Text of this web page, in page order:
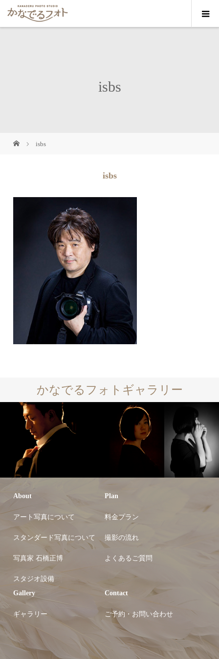
isbs
isbs
isbs
かなでるフォトギャラリー
About
アート写真について
スタンダード写真について
写真家 石橋正博
スタジオ設備
Plan
料金プラン
撮影の流れ
よくあるご質問
Gallery
ギャラリー
Contact
ご予約・お問い合わせ